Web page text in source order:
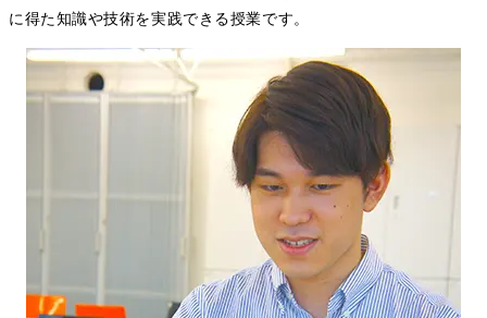
に得た知識や技術を実践できる授業です。